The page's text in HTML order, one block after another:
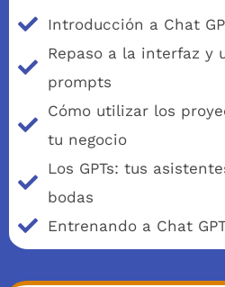
Introducción a Chat
Repaso a la interfaz y
prompts
Cómo utilizar los
tu negocio
Los GPTs: tus
bodas
Entrenando a Chat